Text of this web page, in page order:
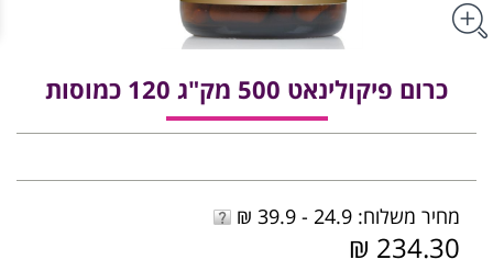
כרום פיקולינאט 500 מק"ג 120 כמוסות
מחיר משלוח: 24.9 - 39.9 ₪
234.30 ₪